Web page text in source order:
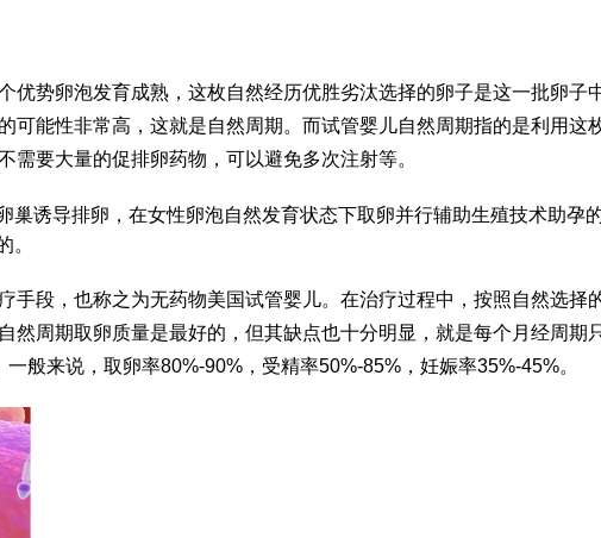
优势卵泡发育成熟，这枚自然经历优胜劣汰选择的卵子是这一批卵子
可能性非常高，这就是自然周期。而试管婴儿自然周期指的是利用这
需要大量的促排卵药物，可以避免多次注射等。
巢诱导排卵，在女性卵泡自然发育状态下取卵并行辅助生殖技术助孕
。
手段，也称之为无药物美国试管婴儿。在治疗过程中，按照自然选择
然周期取卵质量是最好的，但其缺点也十分明显，就是每个月经周期
般来说，取卵率80%-90%，受精率50%-85%，妊娠率35%-45%。